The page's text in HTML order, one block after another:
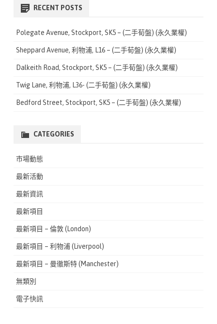
RECENT POSTS
Polegate Avenue, Stockport, SK5 – (二手荀盤) (永久業權)
Sheppard Avenue, 利物浦, L16 – (二手荀盤) (永久業權)
Dalkeith Road, Stockport, SK5 – (二手荀盤) (永久業權)
Twig Lane, 利物浦, L36- (二手荀盤) (永久業權)
Bedford Street, Stockport, SK5 – (二手荀盤) (永久業權)
CATEGORIES
市場動態
最新活動
最新資訊
最新項目
最新項目 – 倫敦 (London)
最新項目 – 利物浦 (Liverpool)
最新項目 – 曼徹斯特 (Manchester)
無類別
電子快訊